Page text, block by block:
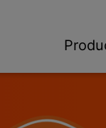
Ziggo homepage